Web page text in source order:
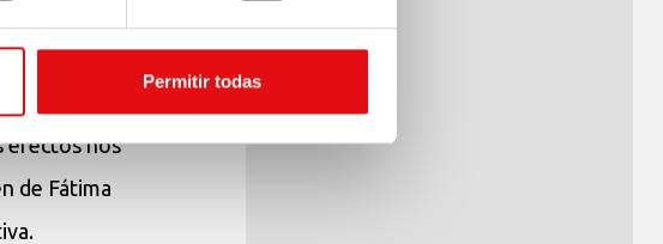
Permitir todas
a unos
y algunos
por los rusos
efectos nos
de Fátima